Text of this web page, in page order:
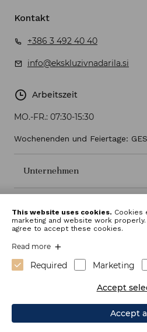
Kontakt
+386 3 492 40 40
info@ekskluzivnadarila.si
Arbeitszeit
MO.-FR.: 07:30-15:30
Wochenenden und Feiertage:
Unternehmen
This website uses cookies. Cookies
marketing and website work
agree to accept these cookies.
Read more
Required Marketing
Accept
Accept